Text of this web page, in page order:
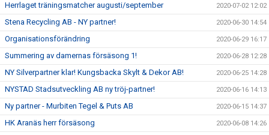
Herrlaget träningsmatcher augusti/september 2020-07-02 12:02
Stena Recycling AB - NY partner! 2020-06-30 14:54
Organisationsförändring 2020-06-29 16:17
Summering av damernas försäsong 1! 2020-06-28 12:28
NY Silverpartner klar! Kungsbacka Skylt & Dekor AB! 2020-06-25 14:28
NYSTAD Stadsutveckling AB ny tröj-partner! 2020-06-16 14:13
Ny partner - Murbiten Tegel & Puts AB 2020-06-15 14:37
HK Aranäs herr försäsong 2020-06-08 14:26